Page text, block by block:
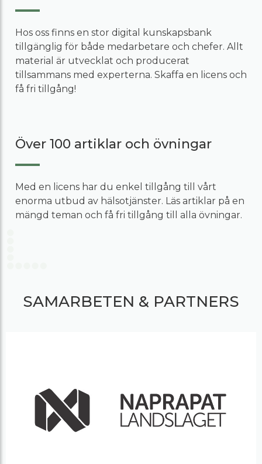
Hos oss finns en stor digital kunskapsbank
tillgänglig för både medarbetare och chefer. Allt
material är utvecklat och producerat
tillsammans med experterna. Skaffa en licens och
få fri tillgång!
Över 100 artiklar och övningar
Med en licens har du enkel tillgång till vårt
enorma utbud av hälsotjänster. Läs artiklar på en
mängd teman och få fri tillgång till alla övningar.
SAMARBETEN & PARTNERS